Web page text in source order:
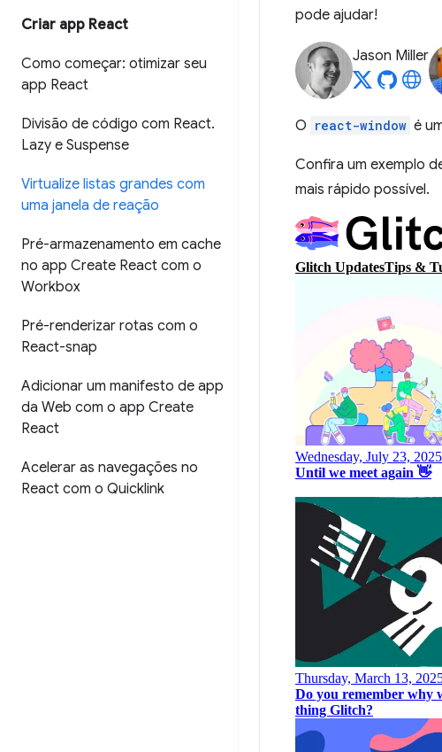
Criar app React
Como começar: otimizar seu
app React
Divisão de código com React.
Lazy e Suspense
Virtualize listas grandes com
uma janela de reação
Pré-armazenamento em cache
no app Create React com o
Workbox
Pré-renderizar rotas com o
React-snap
Adicionar um manifesto de app
da Web com o app Create
React
Acelerar as navegações no
React com o Quicklink
pode ajudar!
Jason Miller
O react-window é
Confira um exemplo
mais rápido possível.